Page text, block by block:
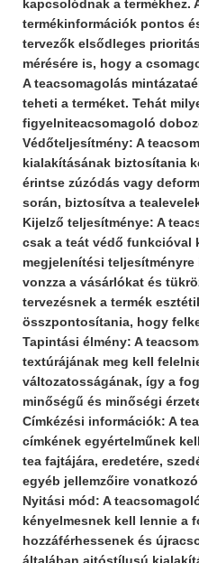
kapcsolódnak a termékhez.
termékinformációk pontos
tervezők elsődleges
mérésére is, hogy a
A teacsomagolás mintázata
teheti a terméket. Tehát
figyelniteacsomagoló
Védőteljesítmény: A
kialakításának biztosítania
érintse zúzódás vagy
során, biztosítva a
Kijelző teljesítménye: A
csak a teát védő funkcióval
megjelenítési
vonzza a vásárlókat és
tervezésnek a termék
összpontosítania, hogy
Tapintási élmény: A
textúrájának meg kell
változatosságának, így a
minőségű és minőségi
Címkézési információk: A
címkének egyértelműnek
tea fajtájára, eredetére,
egyéb jellemzőire
Nyitási mód: A
kényelmesnek kell lennie a
hozzáférhessenek és